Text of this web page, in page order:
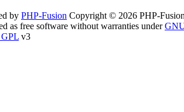
by PHP-Fusion Copyright © 2026 PHP-
as free software without warranties under
v3